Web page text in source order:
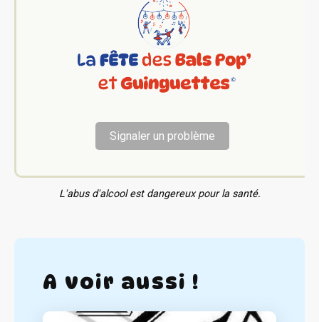
Signaler un problème
L'abus d'alcool est dangereux pour la santé.
A voir aussi !